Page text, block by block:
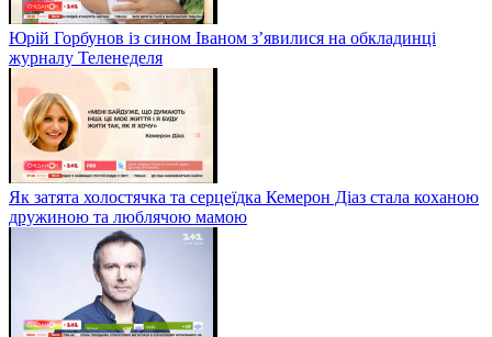
Юрій Горбунов із сином Іваном з’явилися на обкладинці
журналу Теленеделя
Як затята холостячка та серцеїдка Кемерон Діаз стала коханою
дружиною та люблячою мамою